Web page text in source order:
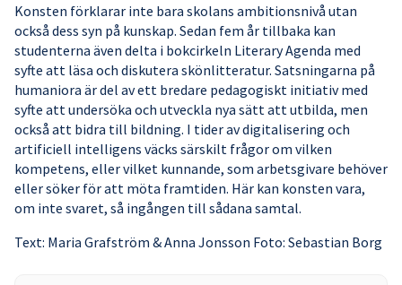
Konsten förklarar inte bara skolans ambitionsnivå utan
också dess syn på kunskap. Sedan fem år tillbaka kan
studenterna även delta i bokcirkeln Literary Agenda med
syfte att läsa och diskutera skönlitteratur. Satsningarna på
humaniora är del av ett bredare pedagogiskt initiativ med
syfte att undersöka och utveckla nya sätt att utbilda, men
också att bidra till bildning. I tider av digitalisering och
artificiell intelligens väcks särskilt frågor om vilken
kompetens, eller vilket kunnande, som arbetsgivare behöver
eller söker för att möta framtiden. Här kan konsten vara,
om inte svaret, så ingången till sådana samtal.
Text: Maria Grafström & Anna Jonsson Foto: Sebastian Borg